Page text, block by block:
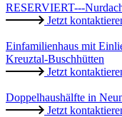
RESERVIERT---
Jetzt
Einfamilienhaus mit
Kreuztal-Buschhütten
Jetzt
Doppelhaushälfte in
Jetzt